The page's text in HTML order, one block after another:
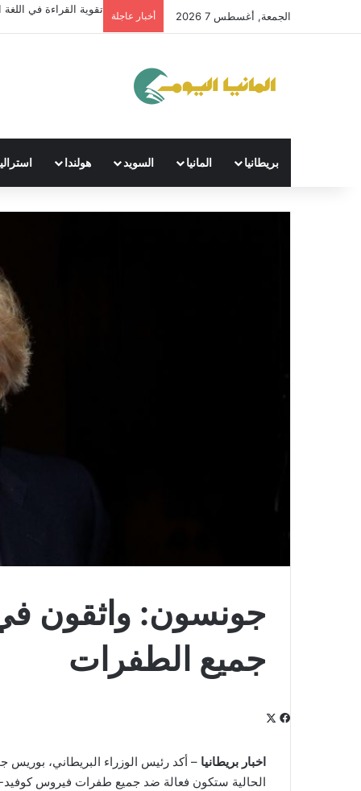
الجمعة, أغسطس 7 2026 أخبار عاجلة
تقوية القراءة في اللغة
بريطانيا المانيا السويد هولندا
جونسون: واثقون
جميع الطفرات
فيسبوك
اخبار بريطانيا – أكد رئيس الوزراء البريطاني،
الحالية ستكون فعالة ضد جميع طفرات فيروس كوفيد-19، بما في ذلك سلالة الهند.